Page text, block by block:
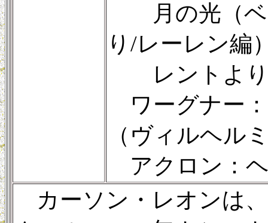
月の光（ベ
り/レーレン編
レントより
ワーグナー
（ヴィルヘル
アクロン：ヘ
カーソン・レオンは